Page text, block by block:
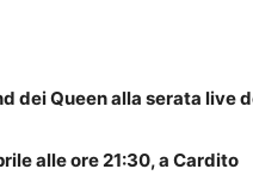
dei Queen alla serata live
alle ore 21:30, a Cardito